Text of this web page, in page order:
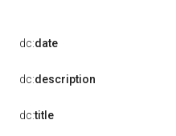
dc:date
dc:description
dc:title